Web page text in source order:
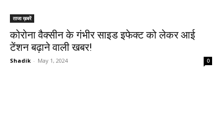
ताजा ख़बरें
कोरोना वैक्सीन के गंभीर साइड इफेक्ट को लेकर आई
टेंशन बढ़ाने वाली खबर!
Shadik - May 1, 2024 0